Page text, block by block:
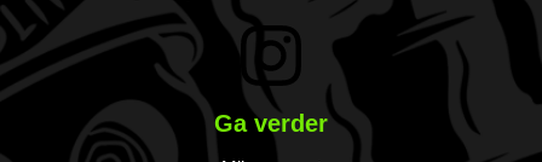
Ga verder